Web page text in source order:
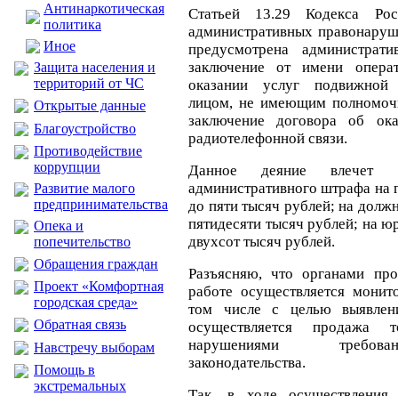
Антинаркотическая
политика
Иное
Защита населения и
территорий от ЧС
Открытые данные
Благоустройство
Противодействие
коррупции
Развитие малого
предпринимательства
Опека и
попечительство
Обращения граждан
Проект «Комфортная
городская среда»
Обратная связь
Навстречу выборам
Помощь в
экстремальных
Статьей 13.29 Кодекса
административных
предусмотрена
заключение от имени
оказании услуг подвижной
лицом, не имеющим
заключение договора об
радиотелефонной связи.
Данное деяние влечет
административного штрафа на
до пяти тысяч рублей; на
пятидесяти тысяч рублей; на
двухсот тысяч рублей.
Разъясняю, что органами
работе осуществляется
том числе с целью
осуществляется
нарушениями
законодательства.